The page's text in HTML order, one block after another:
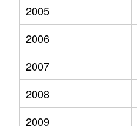
2005
2006
2007
2008
2009